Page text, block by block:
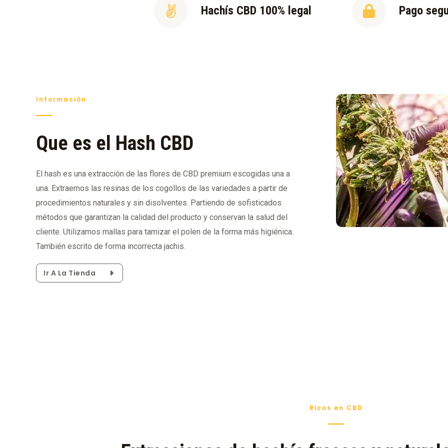
Hachís CBD 100% legal Pago
Información
Que es el Hash CBD
El hash es una extracción de las flores de CBD premium escogidas una a
una. Extraemos las resinas de los cogollos de las variedades a partir de
procedimientos naturales y sin disolventes. Partiendo de sofisticados
métodos que garantizan la calidad del producto y conservan la salud del
cliente. Utilizamos mallas para tamizar el polen de la forma más higiénica.
También escrito de forma incorrecta jachis.
Ir A La Tienda
Ricos en CBD